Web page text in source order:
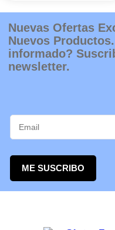
Nuevas Ofertas
Nuevos
informado?
newsletter.
ME SUSCRIBO